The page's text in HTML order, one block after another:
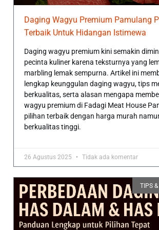
Daging Wagyu Premium Pamulang
Terbaik Untuk Hidangan Istimewa
Daging wagyu premium kini semakin
pecinta kuliner karena teksturnya yang
marbling lemak sempurna. Artikel ini
lengkap keunggulan daging wagyu, tips
berkualitas, serta alasan mengapa
wagyu premium di Fadagi Meat House
pilihan terbaik dengan harga murah
berkualitas tinggi.
26 Agustus 2025 Tidak ada komentar
TIPS